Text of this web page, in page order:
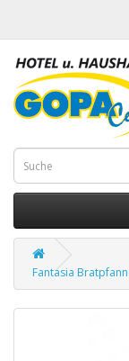
Fantasia